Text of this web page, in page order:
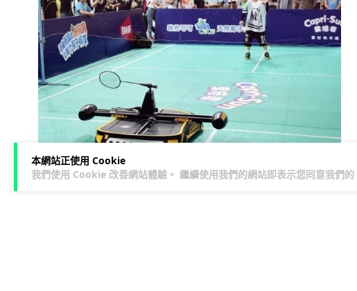
本網站正使用 Cookie
我們使用 Cookie 改善網站體驗。 繼續使用我們的網站即表示您同意我們的